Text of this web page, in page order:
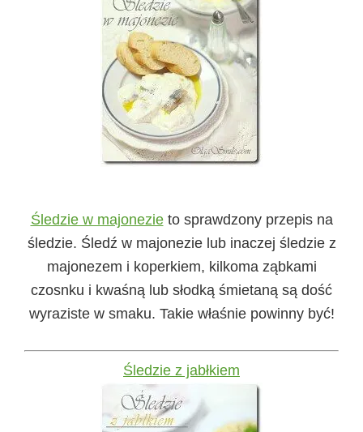
Śledzie w majonezieto sprawdzony przepis na
śledzie. Śledź w majonezie lub inaczej śledzie z
majonezem i koperkiem, kilkoma ząbkami
czosnku i kwaśną lub słodką śmietaną są dość
wyraziste w smaku. Takie właśnie powinny być!
Śledzie z jabłkiem